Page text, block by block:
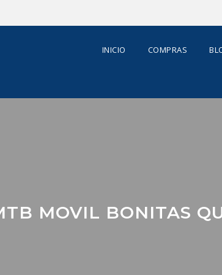
INICIO COMPRAS
MOVIL BONITAS